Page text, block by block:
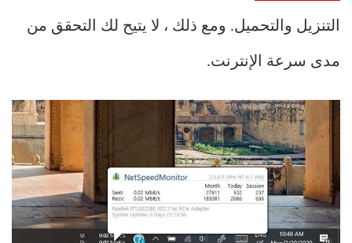
التنزيل والتحميل. ومع ذلك ، لا يتيح لك التحقق من
مدى سرعة الإنترنت.